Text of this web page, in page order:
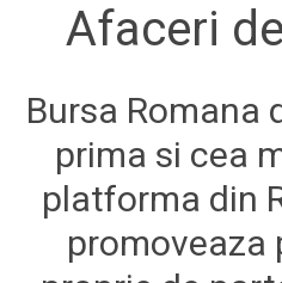
Afaceri
Bursa Romana
prima si cea
platforma din
promoveaza